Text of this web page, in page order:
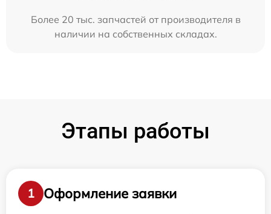
Более 20 тыс. запчастей от производителя в
наличии на собственных складах.
Этапы работы
1
Оформление заявки